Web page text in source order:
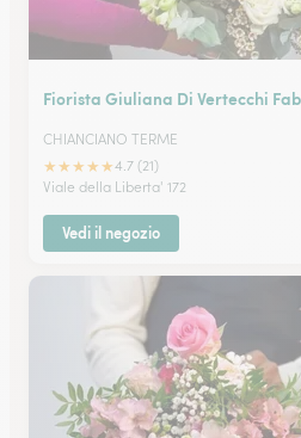
Fiorista Giuliana Di Vertecchi
CHIANCIANO TERME
★★★★★4.7 (21)
Viale della Liberta' 172
Vedi il negozio